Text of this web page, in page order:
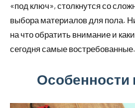
«под ключ», столкнутся со
выбора материалов для пола.
на что обратить внимание и
сегодня самые востребованные.